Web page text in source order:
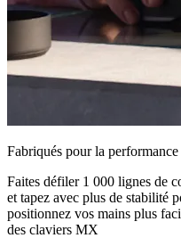
Fabriqués pour la performance
Faites défiler 1 000 lignes de
et tapez avec plus de stabilité
positionnez vos mains plus
des claviers MX